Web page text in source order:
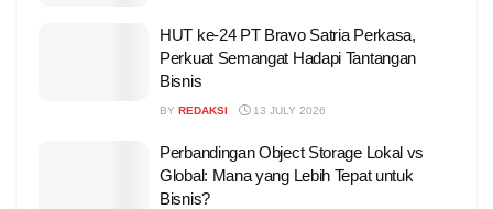
HUT ke-24 PT Bravo Satria Perkasa,
Perkuat Semangat Hadapi Tantangan
Bisnis
BY REDAKSI 13 JULY 2026
Perbandingan Object Storage Lokal vs
Global: Mana yang Lebih Tepat untuk
Bisnis?